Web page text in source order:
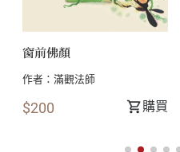
不安全感是問題的根源
身體是心靈的顯化
身體與心靈的神秘連結
窗前佛顏
作者： 滿觀法師
$200 購買